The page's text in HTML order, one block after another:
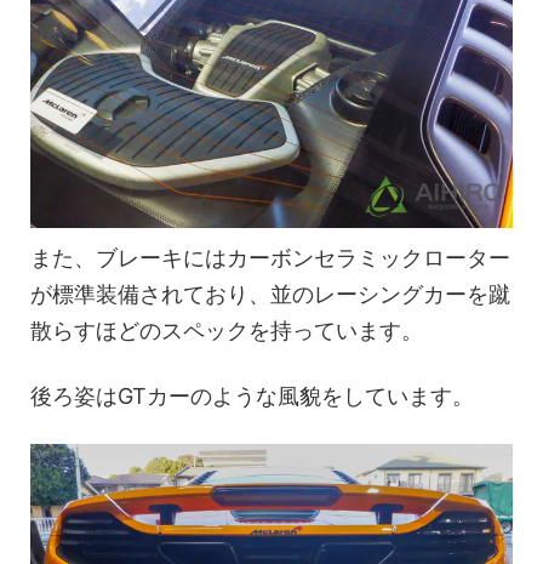
また、ブレーキにはカーボンセラミックローター
が標準装備されており、並のレーシングカーを蹴
散らすほどのスペックを持っています。
後ろ姿はGTカーのような風貌をしています。